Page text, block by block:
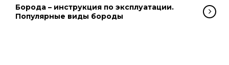
Борода – инструкция по эксплуатации.
Популярные виды бороды